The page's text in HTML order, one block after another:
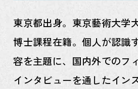
東京都出身。東京藝術大学
博士課程在籍。個人が認識
容を主題に、国内外でのフ
インタビューを通したイン